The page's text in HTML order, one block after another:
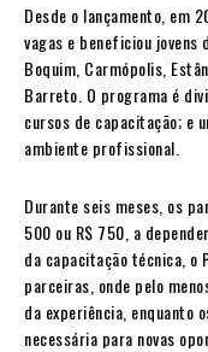
Desde o lançamento, em
vagas e beneficiou jovens
Boquim, Carmópolis,
Barreto. O programa é
cursos de capacitação; e
ambiente profissional.
Durante seis meses, os
500 ou R$ 750, a
da capacitação técnica, o
parceiras, onde pelo
da experiência, enquanto
necessária para novas